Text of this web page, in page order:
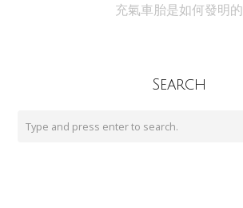
充氣車胎是如何發明的
Search